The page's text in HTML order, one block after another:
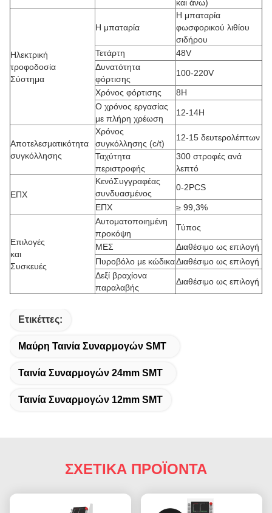
και άνω)
Ηλεκτρική
τροφοδοσία
Σύστημα
Η μπαταρία
Η μπαταρία
φωσφορικού λιθίου
σιδήρου
Τετάρτη
48V
Δυνατότητα
φόρτισης
100-220V
Χρόνος φόρτισης
8H
Ο χρόνος εργασίας
με πλήρη χρέωση
12-14H
Αποτελεσματικότητα
συγκόλλησης
Χρόνος
συγκόλλησης (c/t)
12-15 δευτερολέπτων
Ταχύτητα
περιστροφής
300 στροφές ανά
λεπτό
ΕΠΧ
ΚενόΣυγγραφέας
συνδυασμένος
0-2PCS
ΕΠΧ ≥ 99,3%
Επιλογές
και
Συσκευές
Αυτοματοποιημένη
προκόψη
Τύπος
ΜΕΣ
Διαθέσιμο ως επιλογή
Πυροβόλο με κώδικαΔιαθέσιμο ως επιλογή
Δεξί βραχίονα
παραλαβής
Διαθέσιμο ως επιλογή
Ετικέττες:
Μαύρη Ταινία Συναρμογών SMT
Ταινία Συναρμογών 24mm SMT
Ταινία Συναρμογών 12mm SMT
ΣΧΕΤΙΚΑ ΠΡΟΪΟΝΤΑ